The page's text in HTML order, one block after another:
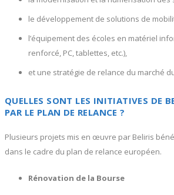
le développement de solutions de
l’équipement des écoles en matériel
renforcé, PC, tablettes, etc.),
et une stratégie de relance du marché
QUELLES SONT LES INITIATIVES DE
PAR LE PLAN DE RELANCE ?
Plusieurs projets mis en œuvre par Beliris
dans le cadre du plan de relance européen.
Rénovation de la Bourse